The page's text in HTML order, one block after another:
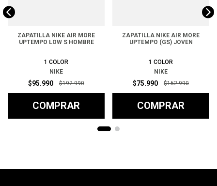
ZAPATILLA NIKE AIR MORE
UPTEMPO LOW S HOMBRE
1 COLOR
NIKE
$95.990 $192.990
COMPRAR
ZAPATILLA NIKE AIR MORE
UPTEMPO (GS) JOVEN
1 COLOR
NIKE
$75.990 $152.990
COMPRAR